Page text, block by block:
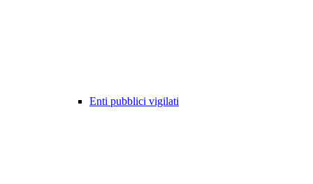
Enti pubblici vigilati